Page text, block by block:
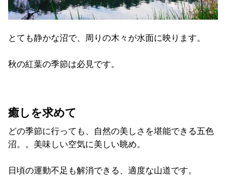
とても静かな沼で、周りの木々が水面に映ります。
秋の紅葉の季節は必見です。
癒しを求めて
どの季節に行っても、自然の美しさを堪能できる五色
沼。。美味しい空気に美しい眺め。
日頃の運動不足も解消できる、適度な山道です。